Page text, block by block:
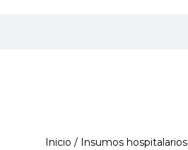
Inicio / Insumos hospitalarios